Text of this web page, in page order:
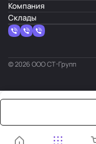
Компания
Склады
© 2026 ООО СТ-Групп